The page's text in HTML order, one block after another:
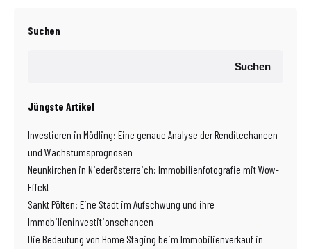
Suchen
Suchen
Jüngste Artikel
Investieren in Mödling: Eine genaue Analyse der Renditechancen
und Wachstumsprognosen
Neunkirchen in Niederösterreich: Immobilienfotografie mit Wow-
Effekt
Sankt Pölten: Eine Stadt im Aufschwung und ihre
Immobilieninvestitionschancen
Die Bedeutung von Home Staging beim Immobilienverkauf in